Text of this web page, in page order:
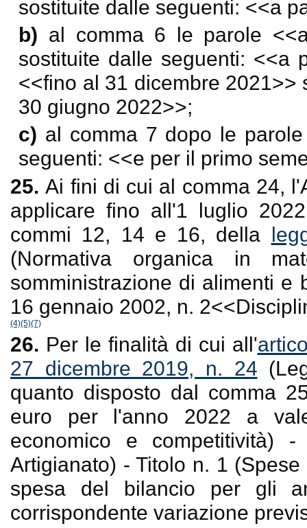
sostituite dalle seguenti: <<a
b) al comma 6 le parole <<
sostituite dalle seguenti: <<a
<<fino al 31 dicembre 2021>>
30 giugno 2022>>;
c) al comma 7 dopo le
seguenti: <<e per il primo
25.Ai fini di cui al comma 24,
applicare fino all'1 luglio
commi 12, 14 e 16, della
(Normativa organica in
somministrazione di alimenti e
16 gennaio 2002, n.
(4)(5)(7)
26. Per le finalità di cui all'
27 dicembre 2019, n. 24
quanto disposto dal comma
euro per l'anno 2022 a
economico e competitività)
Artigianato) - Titolo n. 1
spesa del bilancio per gli
corrispondente variazione